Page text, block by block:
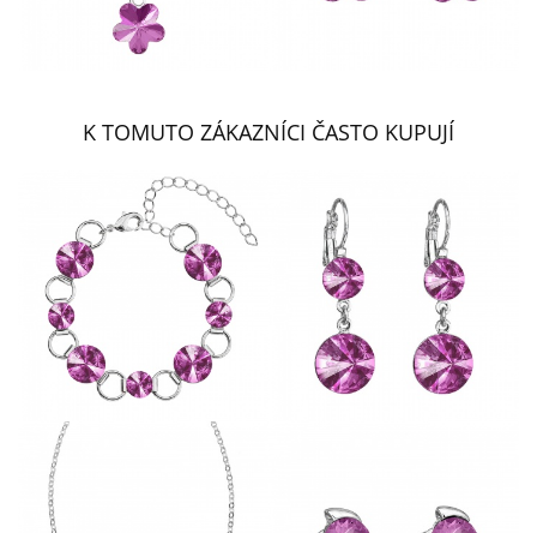
K TOMUTO ZÁKAZNÍCI ČASTO KUPUJÍ